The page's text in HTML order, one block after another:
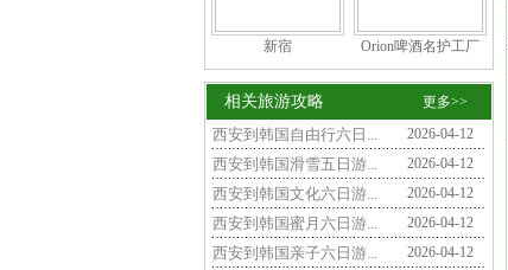
新宿 Orion啤酒名护工厂
更多>>
相关旅游攻略
2026-04-12
西安到韩国自由行六日...
2026-04-12
西安到韩国滑雪五日游...
2026-04-12
西安到韩国文化六日游...
2026-04-12
西安到韩国蜜月六日游...
2026-04-12
西安到韩国亲子六日游...